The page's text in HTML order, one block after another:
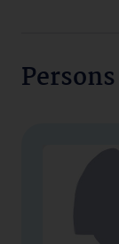
Persons